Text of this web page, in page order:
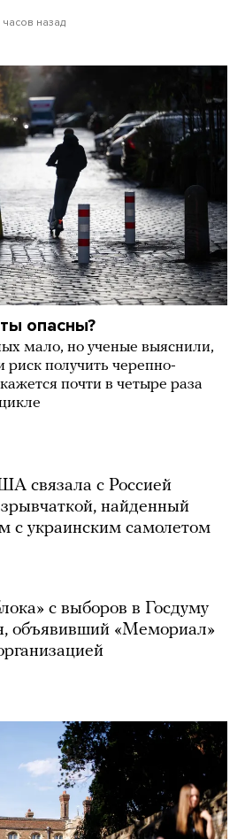
часов назад
опасны?
мало, но ученые выяснили,
риск получить черепно-
почти в четыре раза
связала с Россией
найденный
с украинским самолетом
с выборов в Госдуму
объявивший «Мемориал»